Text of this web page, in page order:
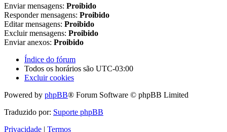
Enviar mensagens: Proibido
Responder mensagens: Proibido
Editar mensagens: Proibido
Excluir mensagens: Proibido
Enviar anexos: Proibido
Índice do fórum
Todos os horários são UTC-03:00
Excluir cookies
Powered by phpBB® Forum Software © phpBB Limited
Traduzido por: Suporte phpBB
Privacidade | Termos